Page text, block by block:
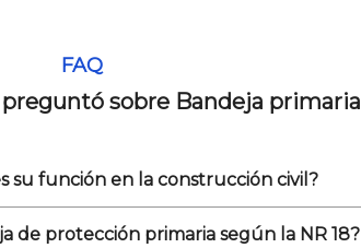
FAQ
sobre Bandeja primaria
su función en la construcción civil?
de protección primaria según la NR 18?